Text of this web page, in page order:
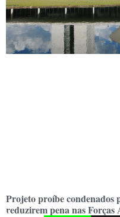
Projeto proíbe condenados
reduzirem pena nas Forças